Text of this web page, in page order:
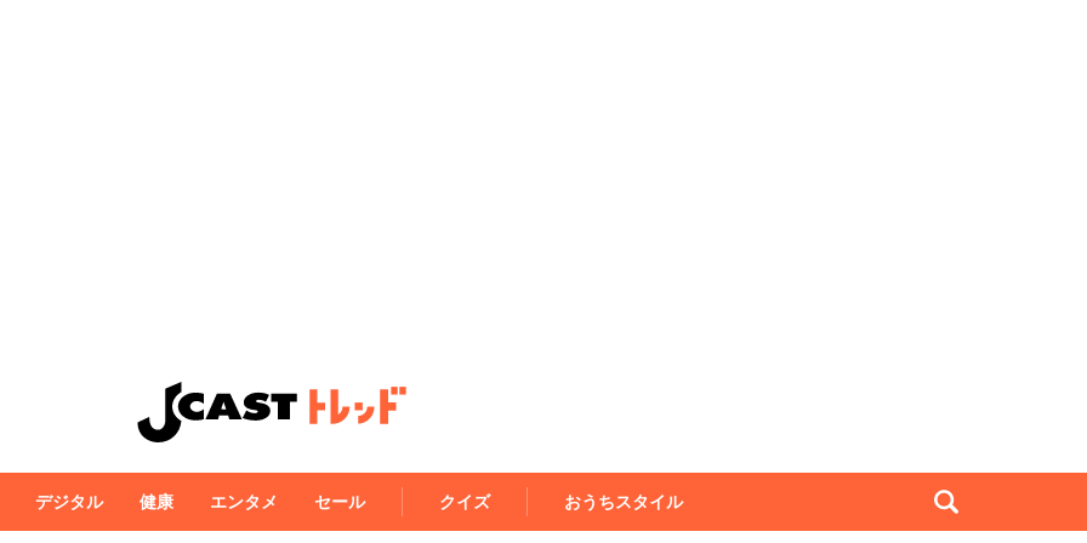
デジタル 健康 エンタメ セール クイズ おうちスタイル